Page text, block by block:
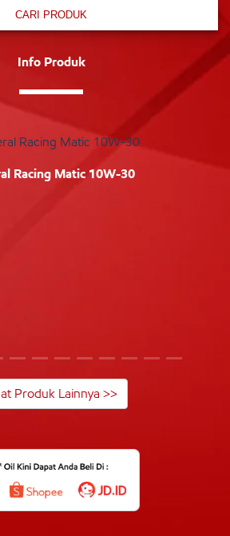
CARI PRODUK
Info Produk
Racing Matic 10W-30
Produk Lainnya >>